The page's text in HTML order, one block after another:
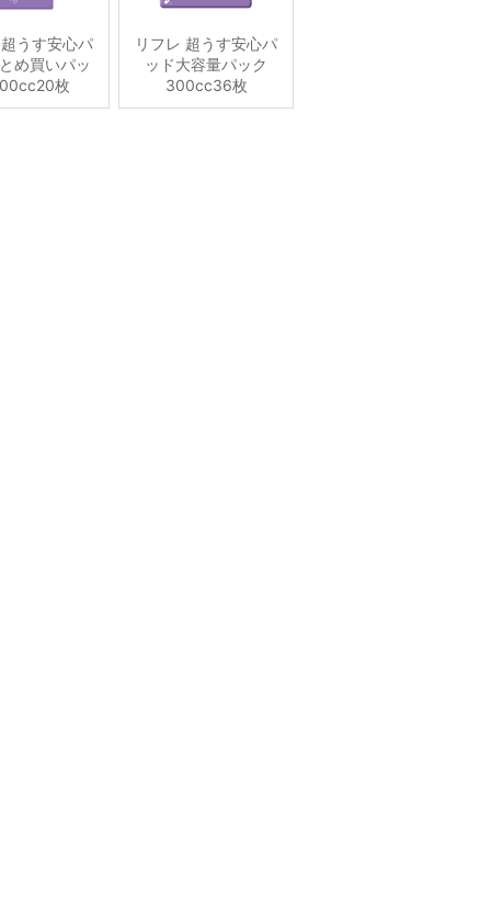
うす安心パ
め買いパッ
枚
リフレ 超うす安心パ
ッド大容量パック
300cc36枚